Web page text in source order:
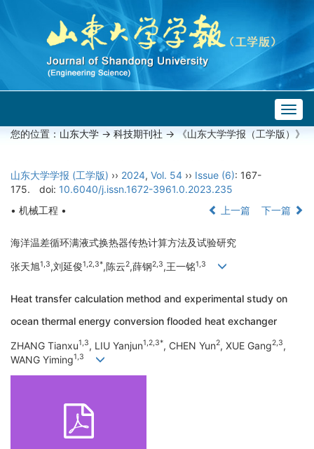
您的位置： 山东大学 -> 科技期刊社 -> 《山东大学学报（工学版）》
山东大学学报 (工学版) ›› 2024, Vol. 54 ›› Issue (6): 167-
175.
doi: 10.6040/j.issn.1672-3961.0.2023.235
• 机械工程 •
上一篇 下一篇
海洋温差循环满液式换热器传热计算方法及试验研究
张天旭1,3,刘延俊1,2,3*,陈云2,薛钢2,3,王一铭1,3
Heat transfer calculation method and experimental study on
ocean thermal energy conversion flooded heat exchanger
ZHANG Tianxu1,3, LIU Yanjun1,2,3*, CHEN Yun2, XUE Gang2,3,
WANG Yiming1,3